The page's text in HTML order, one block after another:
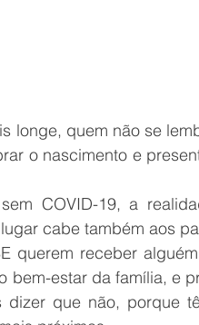
longe, quem não se
o nascimento e
COVID-19, a
cabe também aos
querem receber
bem-estar da família, e
que não, porque